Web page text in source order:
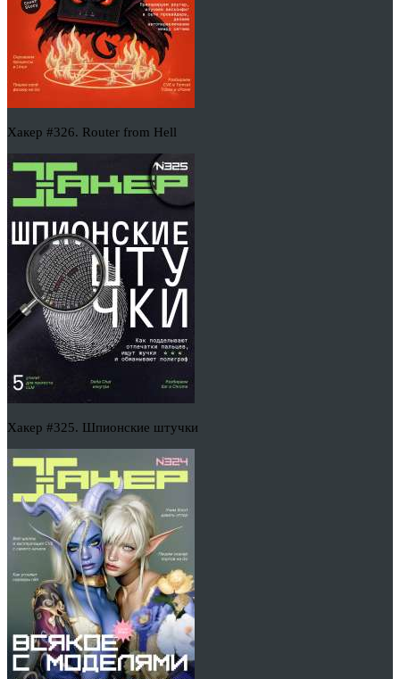
Хакер #326. Router from Hell
Хакер #325. Шпионские штучки